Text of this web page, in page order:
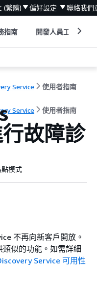
(繁體) 偏好設定 聯絡我們
指南 開發人員工具
Service 使用者指南
Service 使用者指南
故障診
點模式
不再向新客戶開放。
似的功能。如需詳細
Service 可用性